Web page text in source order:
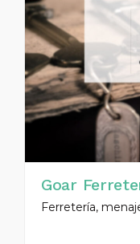
Goar
Ferretería,